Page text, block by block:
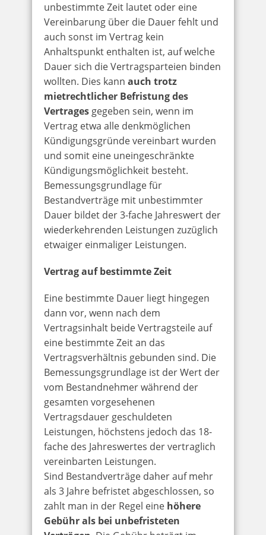
unbestimmte Zeit lautet oder eine
Vereinbarung über die Dauer fehlt und
auch sonst im Vertrag kein
Anhaltspunkt enthalten ist, auf welche
Dauer sich die Vertragsparteien binden
wollten. Dies kann auch trotz
mietrechtlicher Befristung des
Vertrages gegeben sein, wenn im
Vertrag etwa alle denkmöglichen
Kündigungsgründe vereinbart wurden
und somit eine uneingeschränkte
Kündigungsmöglichkeit besteht.
Bemessungsgrundlage für
Bestandverträge mit unbestimmter
Dauer bildet der 3-fache Jahreswert der
wiederkehrenden Leistungen zuzüglich
etwaiger einmaliger Leistungen.
Vertrag auf bestimmte Zeit
Eine bestimmte Dauer liegt hingegen
dann vor, wenn nach dem
Vertragsinhalt beide Vertragsteile auf
eine bestimmte Zeit an das
Vertragsverhältnis gebunden sind. Die
Bemessungsgrundlage ist der Wert der
vom Bestandnehmer während der
gesamten vorgesehenen
Vertragsdauer geschuldeten
Leistungen, höchstens jedoch das 18-
fache des Jahreswertes der vertraglich
vereinbarten Leistungen.
Sind Bestandverträge daher auf mehr
als 3 Jahre befristet abgeschlossen, so
zahlt man in der Regel eine höhere
Gebühr als bei unbefristeten